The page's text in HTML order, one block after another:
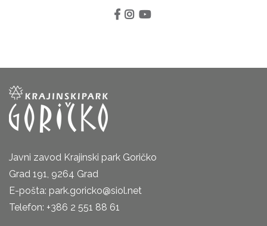
Javni zavod Krajinski park Goričko
Grad 191, 9264 Grad
E-pošta: park.goricko@siol.net
Telefon: +386 2 551 88 61